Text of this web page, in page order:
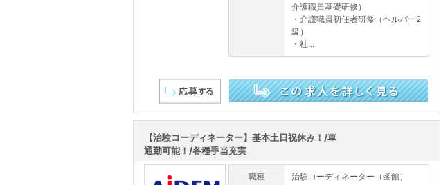
介護職員基礎研修）
・介護職員初任者研修（ヘルパー2
級）
・社...
【治験コーディネーター】基本土日祝休み！/車
通勤可能！/各種手当充実
職種 治験コーディネーター（函館）